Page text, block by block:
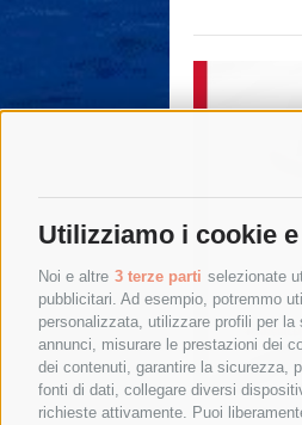
Utilizziamo i cookie
Noi e altre 3 terze parti selezionate
pubblicitari. Ad esempio, potremmo
personalizzata, utilizzare profili per
annunci, misurare le prestazioni dei
dei contenuti, garantire la sicurezza,
fonti di dati, collegare diversi
richieste attivamente. Puoi